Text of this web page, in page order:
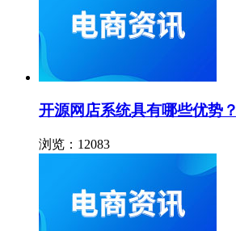
开源网店系统具有哪些优势？
浏览：12083